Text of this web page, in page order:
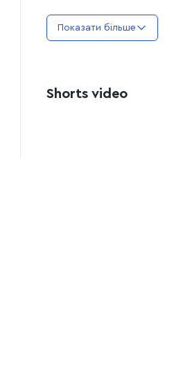
Показати більше
Shorts video